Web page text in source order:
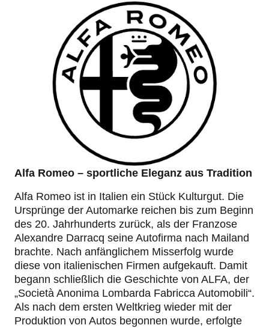
Alfa Romeo – sportliche Eleganz aus Tradition
Alfa Romeo ist in Italien ein Stück Kulturgut. Die
Ursprünge der Automarke reichen bis zum Beginn
des 20. Jahrhunderts zurück, als der Franzose
Alexandre Darracq seine Autofirma nach Mailand
brachte. Nach anfänglichem Misserfolg wurde
diese von italienischen Firmen aufgekauft. Damit
begann schließlich die Geschichte von ALFA, der
„Società Anonima Lombarda Fabricca Automobili“.
Als nach dem ersten Weltkrieg wieder mit der
Produktion von Autos begonnen wurde, erfolgte